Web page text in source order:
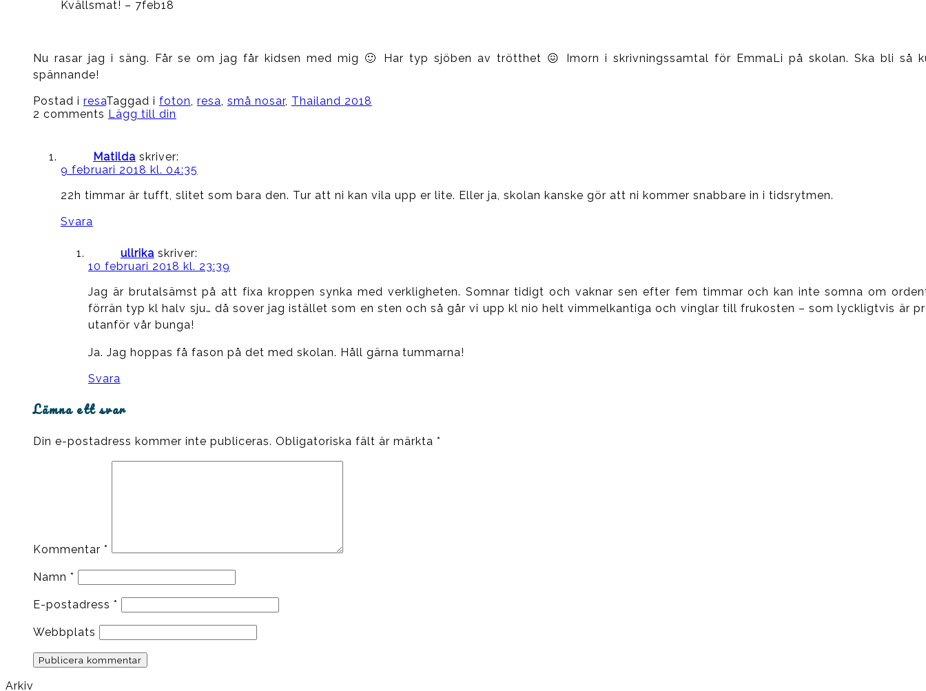
Kvällsmat! – 7feb18
Nu rasar jag i säng. Får se om jag får kidsen med mig 🙂 Har typ sjöben av trötthet 😖 Imorn i skrivningssamtal för EmmaLi på skolan. Ska bli så
spännande!
Postad i resaTaggad i foton, resa, små nosar, Thailand 2018
2 comments Lägg till din
Matilda skriver:
9 februari 2018 kl. 04:35
22h timmar är tufft, slitet som bara den. Tur att ni kan vila upp er lite. Eller ja, skolan kanske gör att ni kommer snabbare in i tidsrytmen.
Svara
ullrika skriver:
10 februari 2018 kl. 23:39
Jag är brutalsämst på att fixa kroppen synka med verkligheten. Somnar tidigt och vaknar sen efter fem timmar och kan inte somna om
förrän typ kl halv sju… då sover jag istället som en sten och så går vi upp kl nio helt vimmelkantiga och vinglar till frukosten – som lyckligtvis är
utanför vår bunga!
Ja. Jag hoppas få fason på det med skolan. Håll gärna tummarna!
Svara
Lämna ett svar
Din e-postadress kommer inte publiceras. Obligatoriska fält är märkta *
Kommentar *
Namn *
E-postadress *
Webbplats
Arkiv